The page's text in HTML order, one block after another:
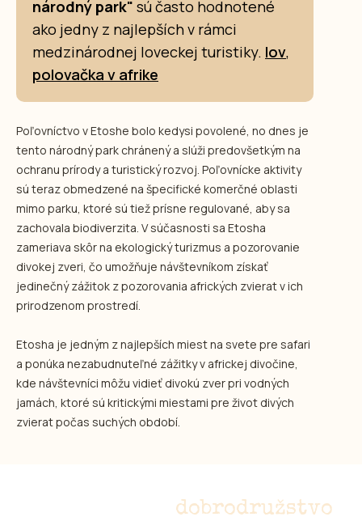
národný park" sú často hodnotené
ako jedny z najlepších v rámci
medzinárodnej loveckej turistiky. lov,
polovačka v afrike
Poľovníctvo v Etoshe bolo kedysi povolené, no dnes je
tento národný park chránený a slúži predovšetkým na
ochranu prírody a turistický rozvoj. Poľovnícke aktivity
sú teraz obmedzené na špecifické komerčné oblasti
mimo parku, ktoré sú tiež prísne regulované, aby sa
zachovala biodiverzita. V súčasnosti sa Etosha
zameriava skôr na ekologický turizmus a pozorovanie
divokej zveri, čo umožňuje návštevníkom získať
jedinečný zážitok z pozorovania afrických zvierat v ich
prirodzenom prostredí.
Etosha je jedným z najlepších miest na svete pre safari
a ponúka nezabudnuteľné zážitky v africkej divočine,
kde návštevníci môžu vidieť divokú zver pri vodných
jamách, ktoré sú kritickými miestami pre život divých
zvierat počas suchých období.
dobrodružstvo